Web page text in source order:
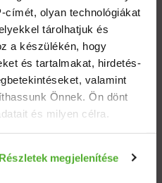
címét, olyan technológiákat
tárolhatjuk és
a készülékén, hogy
és tartalmakat, hirdetés-
valamint
Önnek. Ön dönt
és milyen célra.
földrajzi elhelyezkedéséről
Részletek megjelenítése